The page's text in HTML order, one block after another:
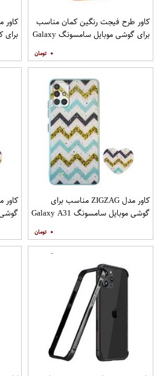
کاور طرح فیجت رنگین کمان مناسب
برای گوشی موبایل سامسونگ Galaxy
۰
برای
کاور مدل ZIGZAG مناسب برای
گوشی موبایل سامسونگ Galaxy A31
۰